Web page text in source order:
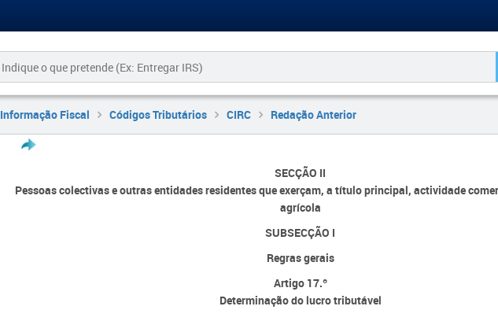
Informação Fiscal Códigos Tributários CIRC Redação Anterior
SECÇÃO II
Pessoas colectivas e outras entidades residentes que exerçam, a título principal, actividade
agrícola
SUBSECÇÃO I
Regras gerais
Artigo 17.º
Determinação do lucro tributável